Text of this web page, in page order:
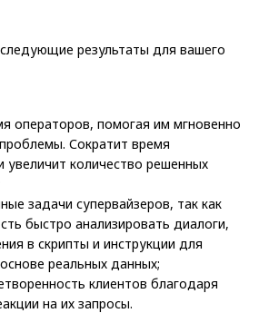
результаты для вашего
операторов, помогая им мгновенно
Сократит время
увеличит количество решенных
задачи супервайзеров, так как
быстро анализировать диалоги,
в скрипты и инструкции для
реальных данных;
клиентов благодаря
на их запросы.